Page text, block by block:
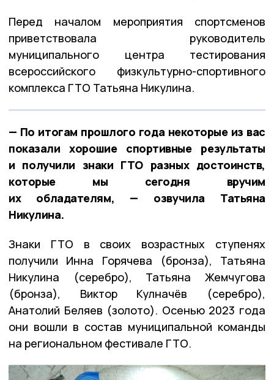
Перед началом мероприятия спортсменов
приветствовала руководитель
муниципального центра тестирования
всероссийского физкультурно-спортивного
комплекса ГТО Татьяна Никулина.
— По итогам прошлого года некоторые из вас
показали хорошие спортивные результаты
и получили знаки ГТО разных достоинств,
которые мы сегодня вручим
их обладателям, — озвучила Татьяна
Никулина.
Знаки ГТО в своих возрастных ступенях
получили Инна Горячева (бронза), Татьяна
Никулина (серебро), Татьяна Жемчугова
(бронза), Виктор Кулначёв (серебро),
Анатолий Беляев (золото). Осенью 2023 года
они вошли в состав муниципальной команды
на региональном фестивале ГТО.